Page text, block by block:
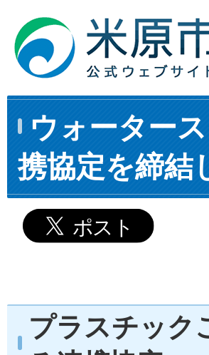
ウォーター
携協定を締結
プラスチック